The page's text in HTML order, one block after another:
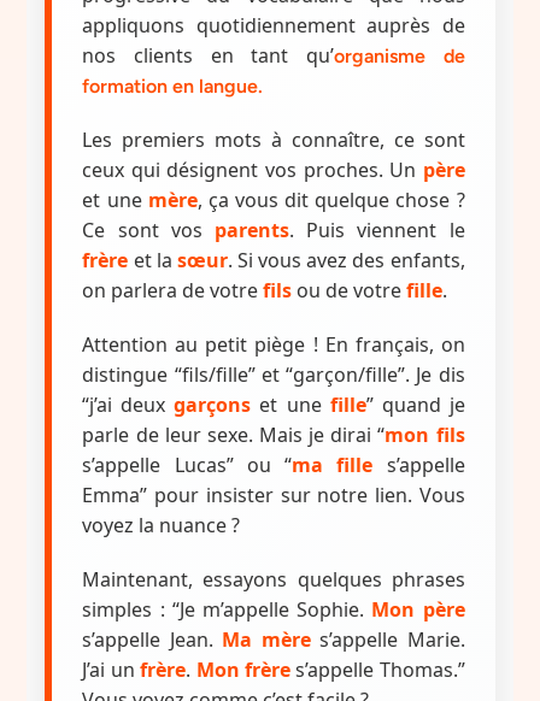
appliquons quotidiennement auprès de
nos clients en tant qu’organisme de
formation en langue.
Les premiers mots à connaître, ce sont
ceux qui désignent vos proches. Un père
et une mère, ça vous dit quelque chose ?
Ce sont vos parents. Puis viennent le
frère et la sœur. Si vous avez des enfants,
on parlera de votrefils ou de votrefille.
Attention au petit piège ! En français, on
distingue “fils/fille” et “garçon/fille”. Je dis
“j’ai deuxgarçons et une fille” quand je
parle de leur sexe. Mais je dirai “mon fils
s’appelle Lucas” ou “ma fille s’appelle
Emma” pour insister sur notre lien. Vous
voyez la nuance ?
Maintenant, essayons quelques phrases
simples : “Je m’appelle Sophie. Mon père
s’appelle Jean. Ma mères’appelle Marie.
J’ai unfrère. Mon frères’appelle Thomas.”